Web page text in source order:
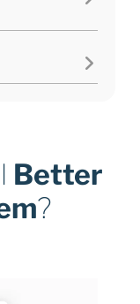
Better
?